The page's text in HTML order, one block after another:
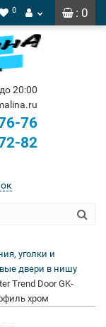
: 0
0
20:00
76
82
уголки и
двери в нишу
Trend Door GK-
хром